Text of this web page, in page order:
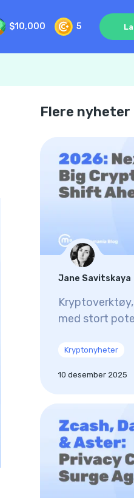
$10,000 5
Flere nyheter
Jane Savitskaya
med stort
Kryptonyheter
10 desember 2025